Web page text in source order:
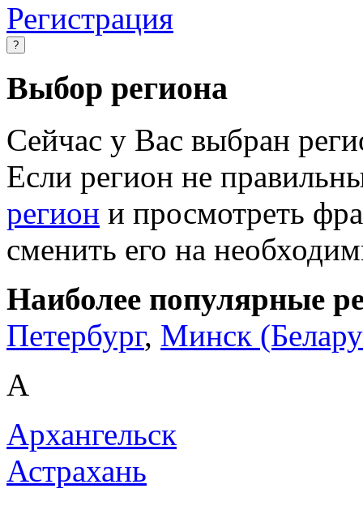
Регистрация
?
Выбор региона
Сейчас у Вас выбран
Если регион не
регион и просмотреть
сменить его на
Наиболее популярные
Петербург, Минск
А
Архангельск
Астрахань